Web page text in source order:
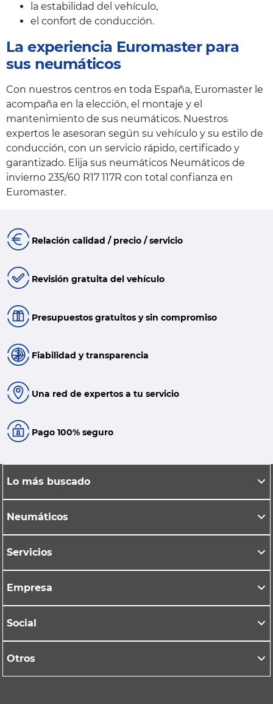
la estabilidad del vehículo,
el confort de conducción.
La experiencia Euromaster para
sus neumáticos
Con nuestros centros en toda España, Euromaster le
acompaña en la elección, el montaje y el
mantenimiento de sus neumáticos. Nuestros
expertos le asesoran según su vehículo y su estilo de
conducción, con un servicio rápido, certificado y
garantizado. Elija sus neumáticos Neumáticos de
invierno 235/60 R17 117R con total confianza en
Euromaster.
Relación calidad / precio / servicio
Revisión gratuita del vehículo
Presupuestos gratuitos y sin compromiso
Fiabilidad y transparencia
Una red de expertos a tu servicio
Pago 100% seguro
Lo más buscado
Neumáticos
Servicios
Empresa
Social
Otros